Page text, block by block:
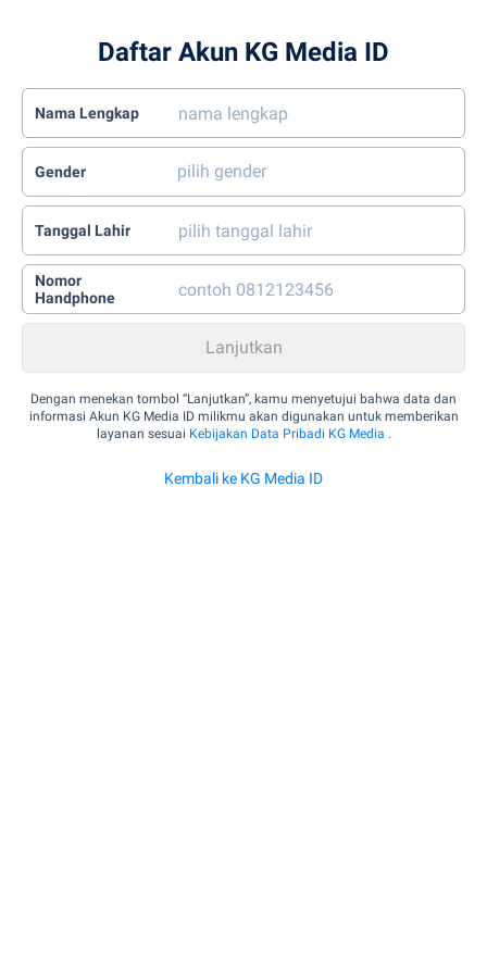
Daftar Akun KG Media ID
Nama Lengkap
Gender
Tanggal Lahir
Nomor
Handphone
Dengan menekan tombol “Lanjutkan”, kamu menyetujui bahwa data dan
informasi Akun KG Media ID milikmu akan digunakan untuk memberikan
layanan sesuai Kebijakan Data Pribadi KG Media .
Kembali ke KG Media ID